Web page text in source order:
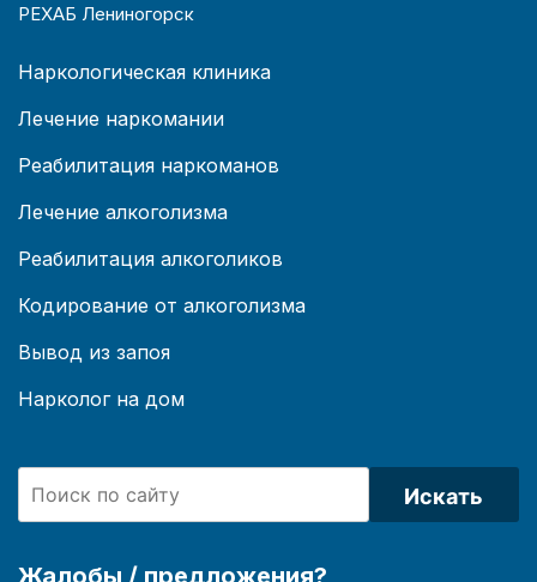
РЕХАБ Лениногорск
Наркологическая клиника
Лечение наркомании
Реабилитация наркоманов
Лечение алкоголизма
Реабилитация алкоголиков
Кодирование от алкоголизма
Вывод из запоя
Нарколог на дом
Искать
Жалобы / предложения?